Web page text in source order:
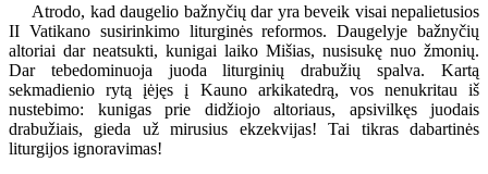
Atrodo, kad daugelio bažnyčių dar yra beveik visai nepalietusios
II Vatikano susirinkimo liturginės reformos. Daugelyje bažnyčių
altoriai dar neatsukti, kunigai laiko Mišias, nusisukę nuo žmonių.
Dar tebedominuoja juoda liturginių drabužių spalva. Kartą
sekmadienio rytą įėjęs į Kauno arkikatedrą, vos nenukritau iš
nustebimo: kunigas prie didžiojo altoriaus, apsivilkęs juodais
drabužiais, gieda už mirusius ekzekvijas! Tai tikras dabartinės
liturgijos ignoravimas!